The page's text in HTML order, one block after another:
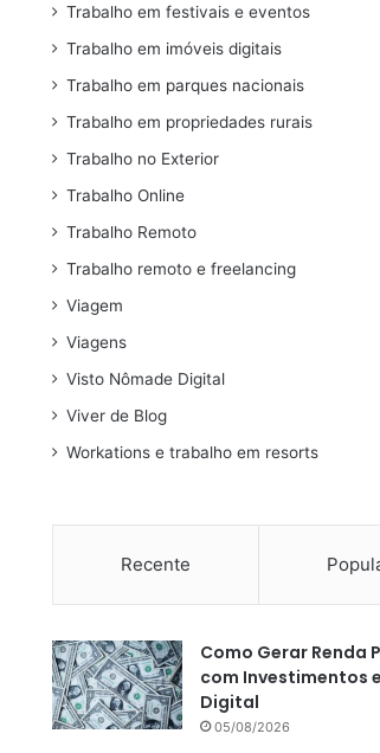
Trabalho em festivais e eventos
Trabalho em imóveis digitais
Trabalho em parques nacionais
Trabalho em propriedades rurais
Trabalho no Exterior
Trabalho Online
Trabalho Remoto
Trabalho remoto e freelancing
Viagem
Viagens
Visto Nômade Digital
Viver de Blog
Workations e trabalho em resorts
Recente
Como Gerar Renda
com Investimentos
Digital
05/08/2026